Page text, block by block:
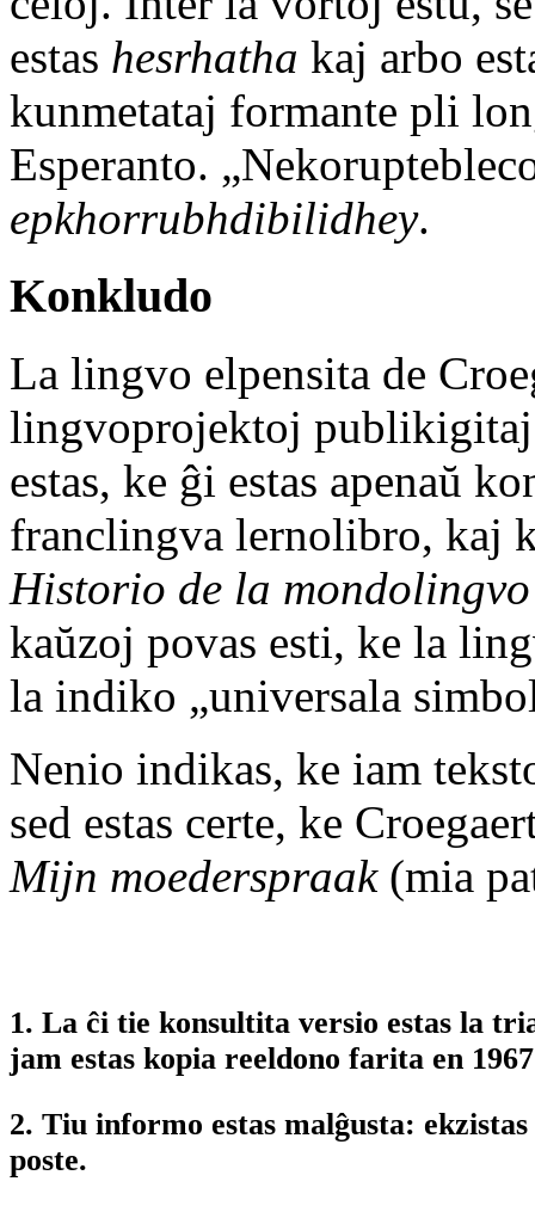
estas hesrhatha kaj arbo
kunmetataj formante pli
Esperanto.
epkhorrubhdibilidhey.
Konkludo
La lingvo elpensita de
lingvoprojektoj
estas, ke ĝi estas apenaŭ
franclingva lernolibro, kaj
Historio de la mondolingvo
kaŭzoj povas esti, ke la
la indiko „universala
Nenio indikas, ke iam
sed estas certe, ke
Mijn moederspraak(mia
1. La ĉi tie konsultita versio estas la
jam estas kopia reeldono farita en
2. Tiu informo estas malĝusta:
poste.